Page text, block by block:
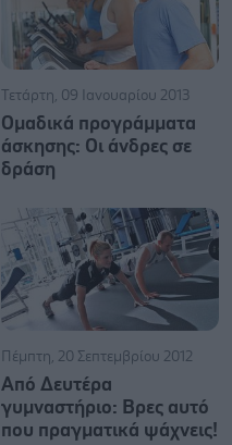
Τετάρτη, 09 Ιανουαρίου 2013
Ομαδικά προγράμματα
άσκησης: Οι άνδρες σε
δράση
Πέμπτη, 20 Σεπτεμβρίου 2012
Από Δευτέρα
γυμναστήριο: Βρες αυτό
που πραγματικά ψάχνεις!